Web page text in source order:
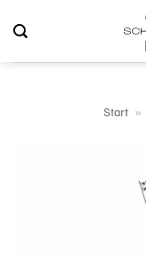
Inhalt
springen
Start »